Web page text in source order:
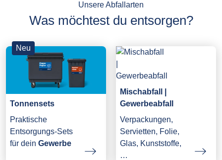
Unsere Abfallarten
Was möchtest du entsorgen?
Neu
Tonnensets
Praktische
Entsorgungs-Sets
für dein Gewerbe
Mischabfall |
Gewerbeabfall
Verpackungen,
Servietten, Folie,
Glas, Kunststoffe,
…